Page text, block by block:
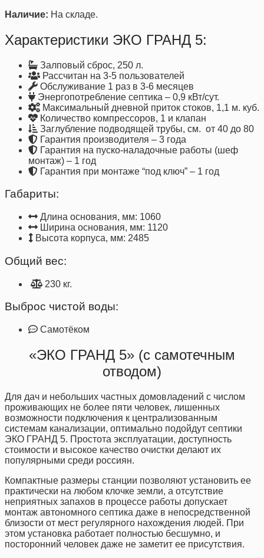
Наличие: На складе.
Характеристики ЭКО ГРАНД 5:
Залповый сброс, 250 л.
Рассчитан на 3-5 пользователей
Обслуживание 1 раз в 3-6 месяцев
Энергопотребление септика – 0,9 кВт/сут.
Максимальный дневной приток стоков, 1,1 м. куб.
Количество компрессоров, 1 и клапан
Заглубление подводящей трубы, см. от 40 до 80
Гарантия производителя – 3 года
Гарантия на пуско-наладочные работы (шеф
монтаж) – 1 год
Гарантия при монтаже “под ключ” – 1 год
Габариты:
Длина основания, мм: 1060
Ширина основания, мм: 1120
Высота корпуса, мм: 2485
Общий вес:
230 кг.
Выброс чистой воды:
Самотёком
«ЭКО ГРАНД 5» (с самотечным
отводом)
Для дач и небольших частных домовладений с числом
проживающих не более пяти человек, лишенных
возможности подключения к централизованным
системам канализации, оптимально подойдут септики
ЭКО ГРАНД 5. Простота эксплуатации, доступность
стоимости и высокое качество очистки делают их
популярными среди россиян.
Компактные размеры станции позволяют установить ее
практически на любом клочке земли, а отсутствие
неприятных запахов в процессе работы допускает
монтаж автономного септика даже в непосредственной
близости от мест регулярного нахождения людей. При
этом установка работает полностью бесшумно, и
посторонний человек даже не заметит ее присутствия.